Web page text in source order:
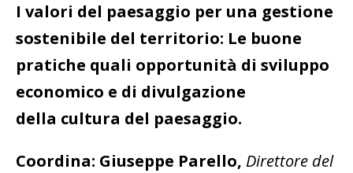
I valori del paesaggio per una gestione
sostenibile del territorio: Le buone
pratiche quali opportunità di sviluppo
economico e di divulgazione
della cultura del paesaggio.
Coordina: Giuseppe Parello, Direttore del